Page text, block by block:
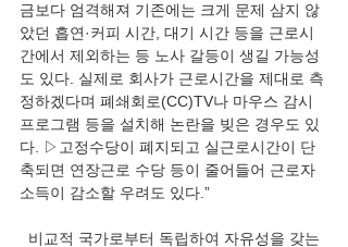
금보다 엄격해져 기존에는 크게 문제 삼지 않
았던 흡연·커피 시간, 대기 시간 등을 근로시
간에서 제외하는 등 노사 갈등이 생길 가능성
도 있다. 실제로 회사가 근로시간을 제대로 측
정하겠다며 폐쇄회로(CC)TV나 마우스 감시
프로그램 등을 설치해 논란을 빚은 경우도 있
다. ▷고정수당이 폐지되고 실근로시간이 단
축되면 연장근로 수당 등이 줄어들어 근로자
소득이 감소할 우려도 있다.”